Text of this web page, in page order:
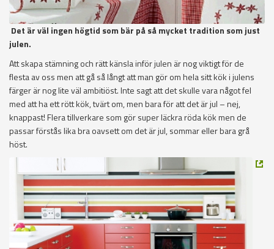
Det är väl ingen högtid som bär på så mycket tradition som just
julen.
Att skapa stämning och rätt känsla inför julen är nog viktigt för de
flesta av oss men att gå så långt att man gör om hela sitt kök i julens
färger är nog lite väl ambitiöst. Inte sagt att det skulle vara något fel
med att ha ett rött kök, tvärt om, men bara för att det är jul – nej,
knappast! Flera tillverkare som gör super läckra röda kök men de
passar förstås lika bra oavsett om det är jul, sommar eller bara grå
höst.